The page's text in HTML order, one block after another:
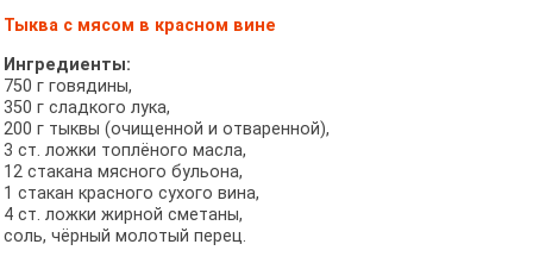
Тыква с мясом в красном вине
Ингредиенты:
750 г говядины,
350 г сладкого лука,
200 г тыквы (очищенной и отваренной),
3 ст. ложки топлёного масла,
12 стакана мясного бульона,
1 стакан красного сухого вина,
4 ст. ложки жирной сметаны,
соль, чёрный молотый перец.